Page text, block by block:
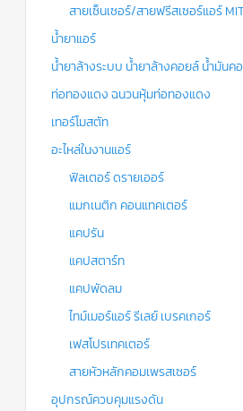
สายเซ็นเซอร์/สายฟรีสเซอร์แอร์
น้ำยาแอร์
น้ำยาล้างระบบ น้ำยาล้างคอยล์ น้ำมันค
ท่อทองแดง ฉนวนหุ้มท่อทองแดง
เทอร์โมสตัท
อะไหล่ในงานแอร์
ฟิลเตอร์ ดรายเออร์
แมกเนติก คอนแทคเตอร์
แคปรัน
แคปสตาร์ท
แคปพัดลม
ไทม์เมอร์แอร์ รีเลย์ เบรคเกอร์
เฟสโปรเทคเตอร์
สายหัวหลักคอมเพรสเซอร์
อุปกรณ์ควบคุมแรงดัน